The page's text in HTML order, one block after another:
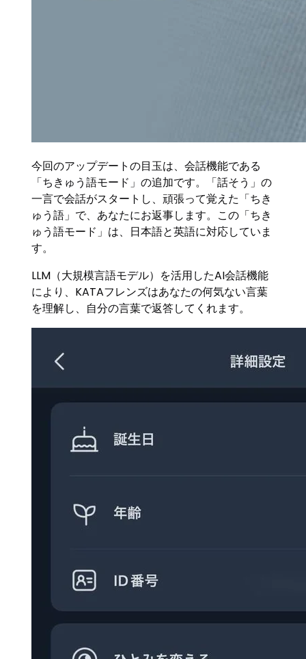
今回のアップデートの目玉は、会話機能である
「ちきゅう語モード」の追加です。「話そう」の
一言で会話がスタートし、頑張って覚えた「ちき
ゅう語」で、あなたにお返事します。この「ちき
ゅう語モード」は、日本語と英語に対応していま
す。
LLM（大規模言語モデル）を活用したAI会話機能
により、KATAフレンズはあなたの何気ない言葉
を理解し、自分の言葉で返答してくれます。